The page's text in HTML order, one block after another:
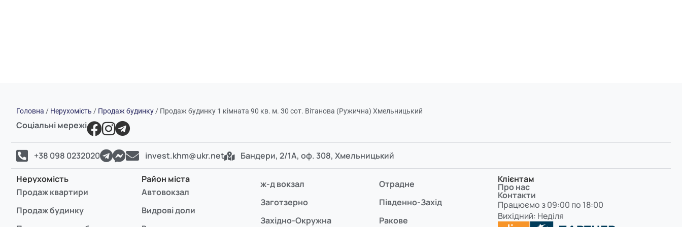
Головна / Нерухомість / Продаж будинку / Продаж будинку 1 кімната 90 кв. м. 30 сот. Вітанова (Ружична) Хмельницький
Соціальні мережі
+38 098 0232020 invest.khm@ukr.net Бандери, 2/1А, оф. 308, Хмельницький
Нерухомість
Продаж квартири
Продаж будинку
Район міста
Автовокзал
Видрові доли
ж-д вокзал
Заготзерно
Західно-Окружна
Отрадне
Південно-Захід
Ракове
Клієнтам
Про нас
Контакти
Працюємо з 09:00 по 18:00
Вихідний: Неділя